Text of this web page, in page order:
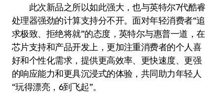
此次新品之所以如此强大，也与英特尔7代酷睿
处理器强劲的计算支持分不开。面对年轻消费者“追
求极致、拒绝将就”的态度，英特尔与惠普一道，在
芯片支持和产品开发上，更加注重消费者的个人喜
好和个性化需求，提供更高效率、更快速度、更强
的响应能力和更具沉浸式的体验，共同助力年轻人
“玩得漂亮，6到飞起”。